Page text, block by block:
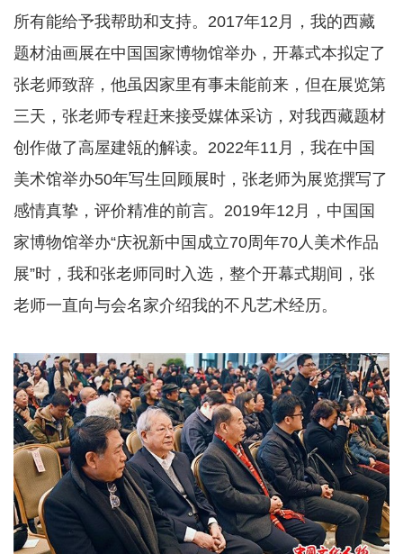
所有能给予我帮助和支持。2017年12月，我的西藏
题材油画展在中国国家博物馆举办，开幕式本拟定了
张老师致辞，他虽因家里有事未能前来，但在展览第
三天，张老师专程赶来接受媒体采访，对我西藏题材
创作做了高屋建瓴的解读。2022年11月，我在中国
美术馆举办50年写生回顾展时，张老师为展览撰写了
感情真挚，评价精准的前言。2019年12月，中国国
家博物馆举办“庆祝新中国成立70周年70人美术作品
展”时，我和张老师同时入选，整个开幕式期间，张
老师一直向与会名家介绍我的不凡艺术经历。